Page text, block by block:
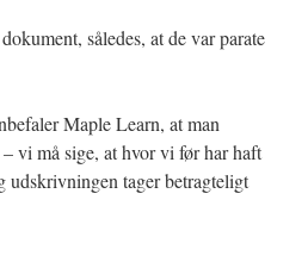
således, at de var parate
Maple Learn, at man
vi må sige, at hvor vi før har haft
udskrivningen tager betragteligt